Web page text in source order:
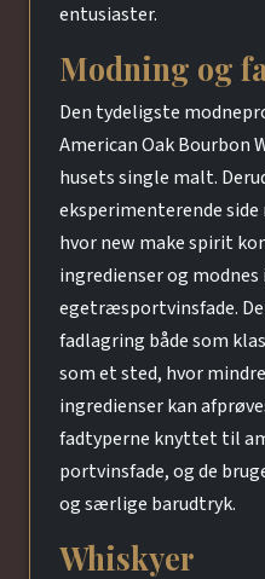
entusiaster.
Modning og
Den tydeligste
American Oak Bourbon
husets single malt.
eksperimenterende side
hvor new make spirit
ingredienser og
egetræsportvinsfade.
fadlagring både som
som et sted, hvor
ingredienser kan
fadtyperne knyttet til
portvinsfade, og de
og særlige barudtryk.
Whiskyer